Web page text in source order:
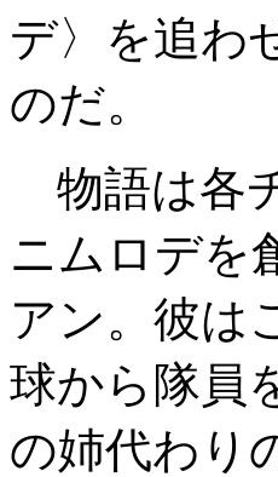
デ〉を追わ
のだ。
物語は各
ニムロデを
アン。彼は
球から隊員
の姉代わり